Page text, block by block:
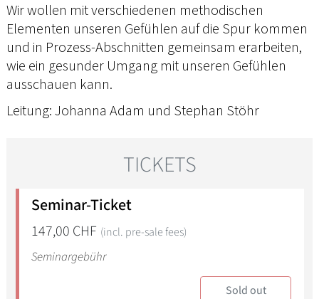
Wir wollen mit verschiedenen methodischen
Elementen unseren Gefühlen auf die Spur kommen
und in Prozess-Abschnitten gemeinsam erarbeiten,
wie ein gesunder Umgang mit unseren Gefühlen
ausschauen kann.
Leitung: Johanna Adam und Stephan Stöhr